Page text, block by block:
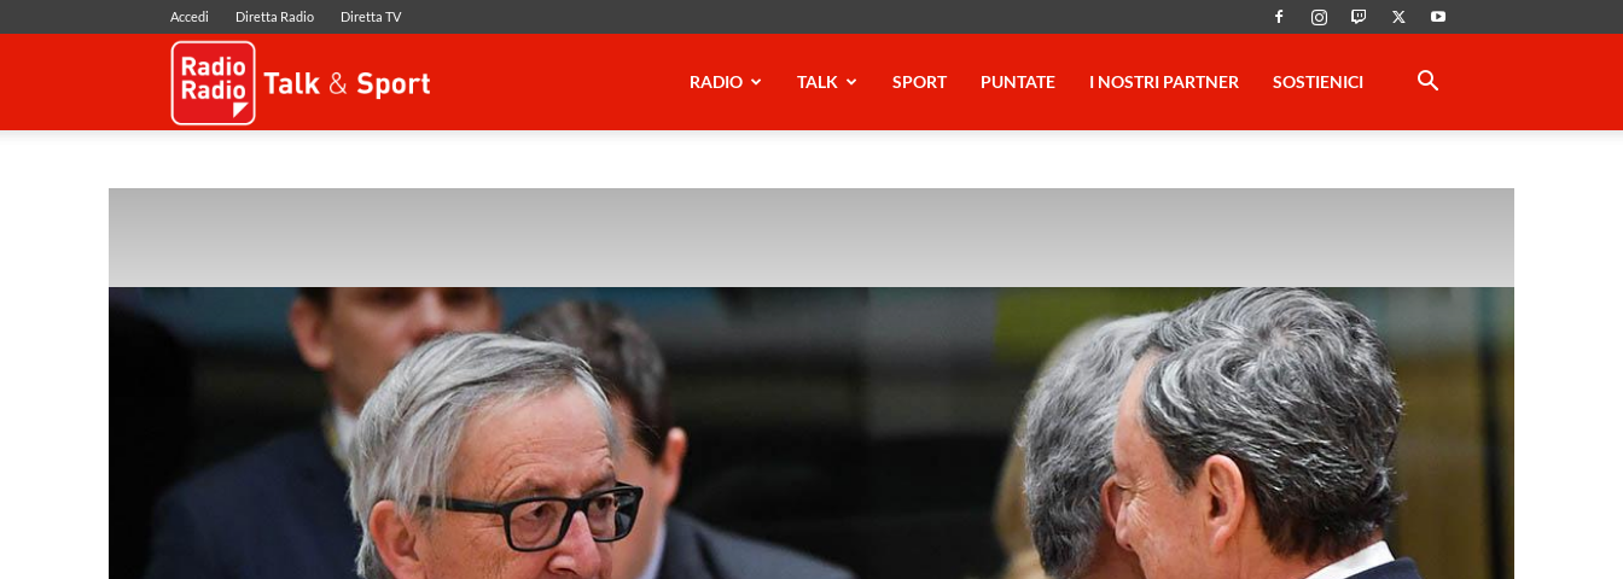
Accedi Diretta Radio Diretta TV
RADIO TALK SPORT PUNTATE I NOSTRI PARTNER SOSTIENICI